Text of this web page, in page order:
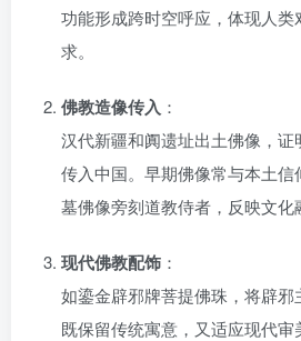
功能形成跨时空呼应，体现人类
求。
佛教造像传入 ：
汉代新疆和阗遗址出土佛像，
传入中国。早期佛像常与本土
墓佛像旁刻道教侍者，反映文化
现代佛教配饰 ：
如鎏金辟邪牌菩提佛珠，将辟邪
既保留传统寓意，又适应现代